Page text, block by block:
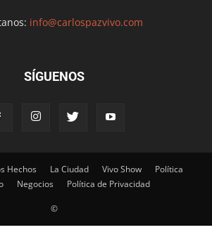
info@carlospazvivo.com
SÍGUENOS
Hechos La Ciudad Vivo Show
Política
Negocios Política de Privacidad
©